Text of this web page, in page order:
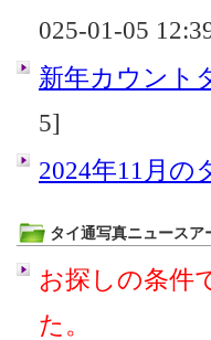
025-01-05
新年カウント
5]
2024年11月の
タイ通写真ニュースア
お探しの条件
た。